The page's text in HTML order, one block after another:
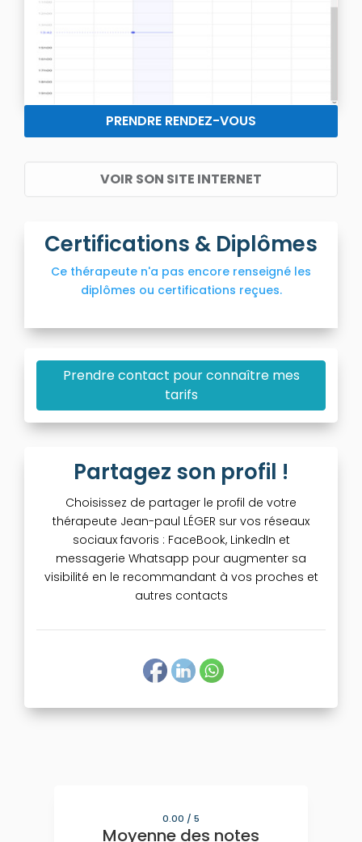
PRENDRE RENDEZ-VOUS
VOIR SON SITE INTERNET
Certifications & Diplômes
Ce thérapeute n'a pas encore renseigné les
diplômes ou certifications reçues.
Prendre contact pour connaître mes
tarifs
Partagez son profil !
Choisissez de partager le profil de votre
thérapeute Jean-paul LÉGER sur vos réseaux
sociaux favoris : FaceBook, LinkedIn et
messagerie Whatsapp pour augmenter sa
visibilité en le recommandant à vos proches et
autres contacts
0.00 / 5
Moyenne des notes